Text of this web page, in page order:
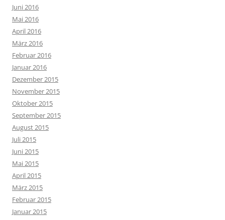
Juni 2016
Mai 2016
April 2016
März 2016
Februar 2016
Januar 2016
Dezember 2015
November 2015
Oktober 2015
September 2015
August 2015
Juli 2015
Juni 2015
Mai 2015
April 2015
März 2015
Februar 2015
Januar 2015